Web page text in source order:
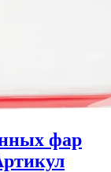
фар